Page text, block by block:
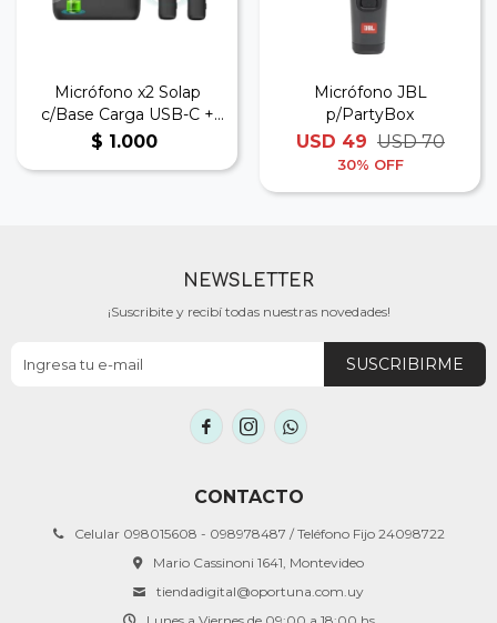
Micrófono x2 Solap
c/Base Carga USB-C +
iPhone Negro
$ 1.000
Micrófono JBL
p/PartyBox
USD 49 USD 70
30
CONTACTO
Celular 098015608 - 098978487 / Teléfono Fijo 24098722
Mario Cassinoni 1641, Montevideo
tiendadigital@oportuna.com.uy
NEWSLETTER
¡Suscribite y recibí todas nuestras novedades!
SUSCRIBIRME
  